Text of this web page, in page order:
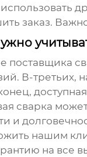
заказ.
поставщика
В-третьих,
сварка
и
нашим
на все